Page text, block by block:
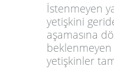
İstenmeyen
yetişkini
aşamasına
beklenmeyen
yetişkinler